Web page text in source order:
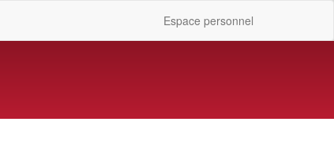
Espace personnel